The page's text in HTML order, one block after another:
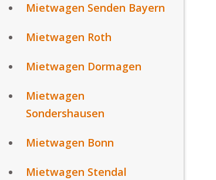
Mietwagen Senden Bayern
Mietwagen Roth
Mietwagen Dormagen
Mietwagen
Sondershausen
Mietwagen Bonn
Mietwagen Stendal